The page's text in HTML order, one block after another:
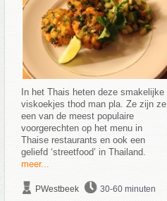
In het Thais heten deze smakelijke
viskoekjes thod man pla. Ze zijn ze
een van de meest populaire
voorgerechten op het menu in
Thaise restaurants en ook een
geliefd ‘streetfood’ in Thailand.
meer...
PWestbeek 30-60 minuten